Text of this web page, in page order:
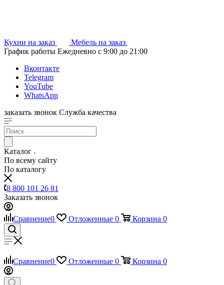
Кухни на заказ
Мебель на заказ
График работы Ежедневно с 9:00 до 21:00
Вконтакте
Telegram
YouTube
WhatsApp
заказать звонок Служба качества
Каталог
По всему сайту
По каталогу
8 800 101 26 81
Заказать звонок
Сравнение0 Отложенные 0 Корзина 0
Сравнение0 Отложенные 0 Корзина 0